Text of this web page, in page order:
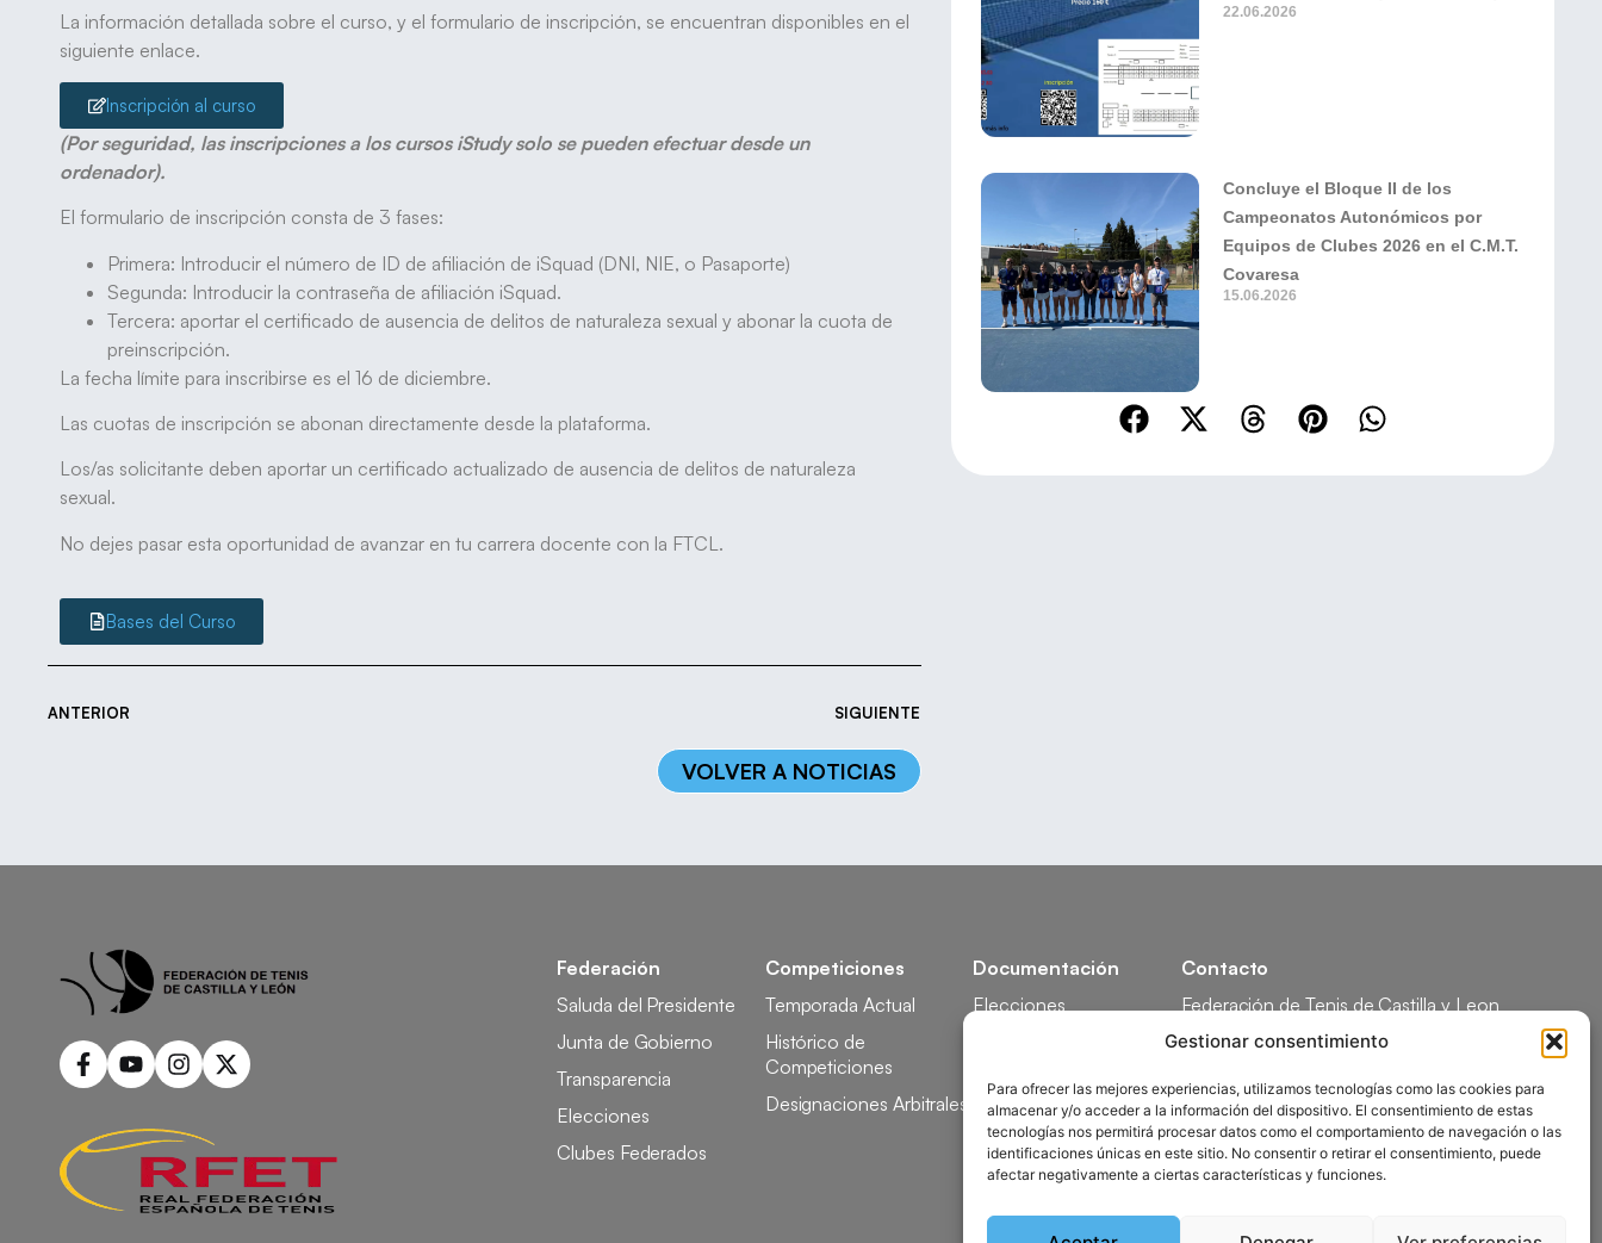
Gestionar consentimiento
Para ofrecer las mejores experiencias, utilizamos tecnologías como las cookies para
almacenar y/o acceder a la información del dispositivo. El consentimiento de estas
tecnologías nos permitirá procesar datos como el comportamiento de navegación o las
identificaciones únicas en este sitio. No consentir o retirar el consentimiento, puede
afectar negativamente a ciertas características y funciones.
La información detallada sobre el curso, y el formulario de inscripción, se encuentran disponibles en el
siguiente enlace.
Inscripción al curso
(Por seguridad, las inscripciones a los cursos iStudy solo se pueden efectuar desde un
ordenador).
El formulario de inscripción consta de 3 fases:
Primera: Introducir el número de ID de afiliación de iSquad (DNI, NIE, o Pasaporte)
Segunda: Introducir la contraseña de afiliación iSquad.
Tercera: aportar el certificado de ausencia de delitos de naturaleza sexual y abonar la cuota de
preinscripción.
La fecha límite para inscribirse es el 16 de diciembre.
Las cuotas de inscripción se abonan directamente desde la plataforma.
Los/as solicitante deben aportar un certificado actualizado de ausencia de delitos de naturaleza
sexual.
No dejes pasar esta oportunidad de avanzar en tu carrera docente con la FTCL.
Bases del Curso
ANTERIOR SIGUIENTE
VOLVER A NOTICIAS
22.06.2026
Concluye el Bloque II de los
Campeonatos Autonómicos por
Equipos de Clubes 2026 en el C.M.T.
Covaresa
15.06.2026
Federación
Saluda del Presidente
Junta de Gobierno
Transparencia
Elecciones
Clubes Federados
Competiciones
Temporada Actual
Histórico de
Competiciones
Designaciones Arbitrales
Documentación
Elecciones
Competición
Tecnificación
Docencia
Contacto
Federación de Tenis de Castilla y Leon
Calle Federico García Lorca, 1, 47008
Valladolid
comunicacion@ftcl.es
983 24 94 26